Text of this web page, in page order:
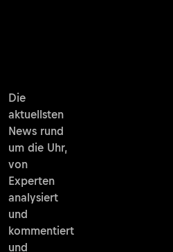
Die
aktuellsten
News rund
um die Uhr,
von
Experten
analysiert
und
kommentiert
und